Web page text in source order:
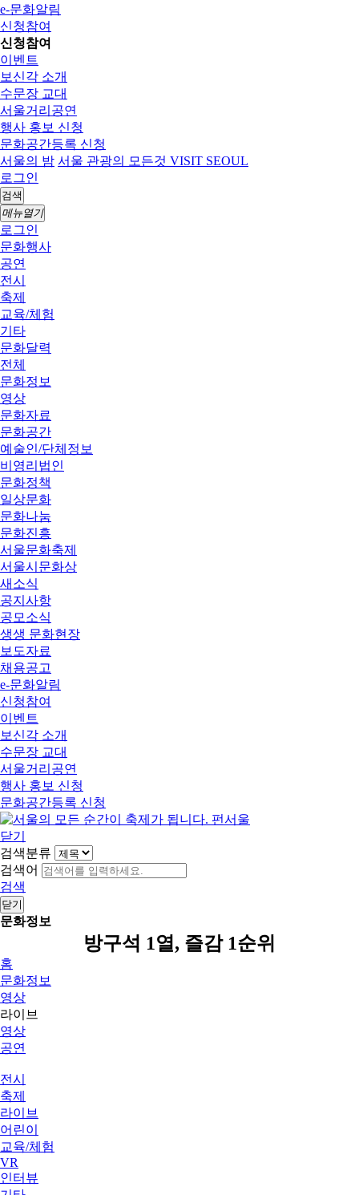
e-문화알림
신청참여
신청참여
이벤트
보신각 소개
수문장 교대
서울거리공연
행사 홍보 신청
문화공간등록 신청
서울의 밤 서울 관광의 모든것 VISIT SEOUL
로그인
검색
메뉴열기
로그인
문화행사
공연
전시
축제
교육/체험
기타
문화달력
전체
문화정보
영상
문화자료
문화공간
예술인/단체정보
비영리법인
문화정책
일상문화
문화나눔
문화진흥
서울문화축제
서울시문화상
새소식
공지사항
공모소식
생생 문화현장
보도자료
채용공고
e-문화알림
신청참여
이벤트
보신각 소개
수문장 교대
서울거리공연
행사 홍보 신청
문화공간등록 신청
닫기
검색분류
검색어
검색
닫기
문화정보
방구석 1열, 즐감 1순위
홈
문화정보
영상
라이브
영상
공연
전시
축제
라이브
어린이
교육/체험
VR
인터뷰